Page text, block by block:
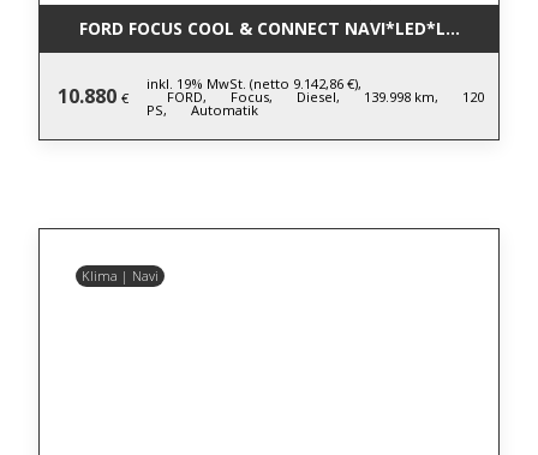
FORD FOCUS COOL & CONNECT
10.880 €
inkl. 19% MwSt. (netto 9.142,86 €),
FORD, Focus, Diesel, 139.998 km, 120
PS, Automatik
Klima | Navi